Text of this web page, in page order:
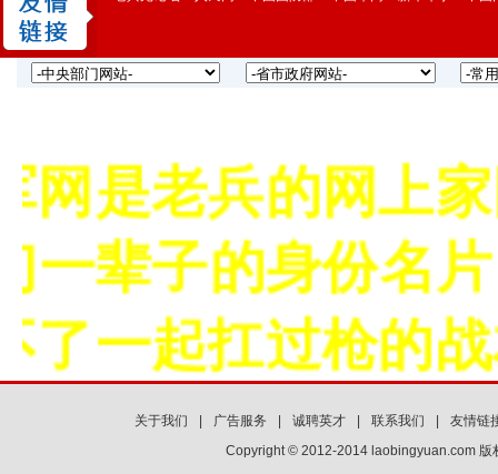
老兵的网上家园
子的身份名片！
起扛过枪的战友
关于我们 广告服务 诚聘英才 联系我们
友情链
Copyright © 2012-2014 laobingyuan.com 版